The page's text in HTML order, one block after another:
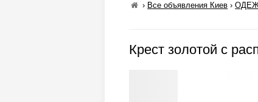
› Все объявления Киев ›
Крест золотой с